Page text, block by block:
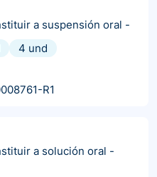
a suspensión oral -
4 und
R1
a solución oral -